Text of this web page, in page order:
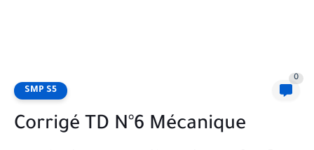
SMP S5
0
Corrigé TD N°6 Mécanique